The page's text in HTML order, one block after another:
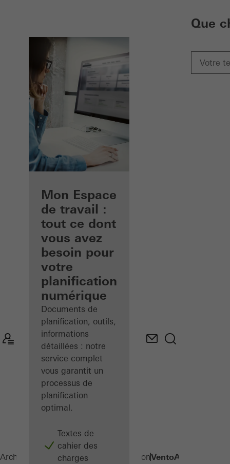
Avantages pour
vous en tant
qu'architecte
inscrit
Découvrez
Mon
Espace de
travail
Mon Espace
de travail :
tout ce dont
vous avez
besoin pour
votre
planification
numérique
Documents de
planification, outils,
informations
détaillées : notre
service complet
vous garantit un
processus de
planification
optimal.
Textes de
cahier des
charges
Que
Architectes ProduitsSystèmes d’aérationVentoAir